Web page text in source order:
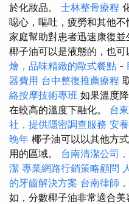
於化妝品。 士林整骨療程
噁心，嘔吐，疲勞和其他不
家庭幫助對患者迅速康復並
椰子油可以是液態的，也可
燴，品味精緻的歐式餐點 -
器費用 台中整復推薦療程
絡按摩技術專班 如果溫度
在較高的溫度下融化。 台
社，提供隱密調查服務 安
晚年 椰子油可以以其他方
用的區域。 台南清潔公司
潔 專業網路行銷策略顧問
的牙齒解決方案 台南律師
如，分數椰子油非常適合